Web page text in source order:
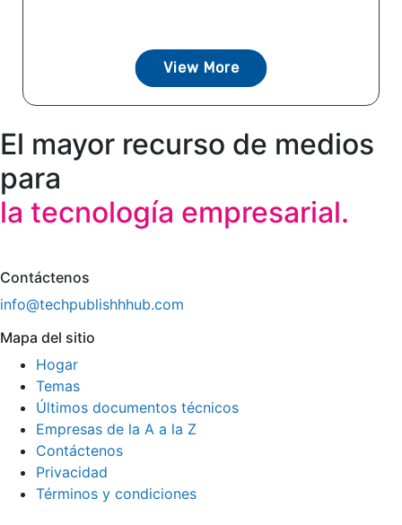
View More
El mayor recurso de medios
para
la tecnología empresarial.
Contáctenos
info@techpublishhhub.com
Mapa del sitio
Hogar
Temas
Últimos documentos técnicos
Empresas de la A a la Z
Contáctenos
Privacidad
Términos y condiciones